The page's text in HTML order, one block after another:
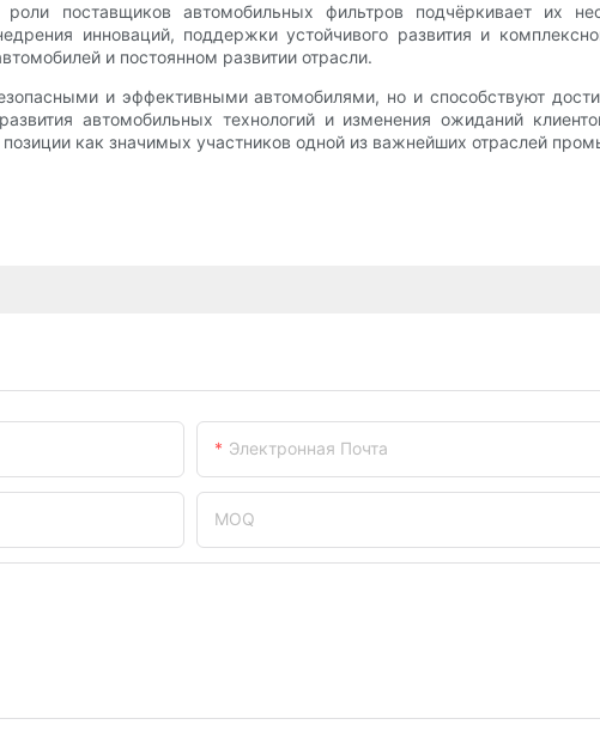
поставщиков автомобильных фильтров подчёркивает их
инноваций, поддержки устойчивого развития и
и постоянном развитии отрасли.
и эффективными автомобилями, но и способствуют
автомобильных технологий и изменения ожиданий
как значимых участников одной из важнейших отраслей
Электронная Почта
MOQ